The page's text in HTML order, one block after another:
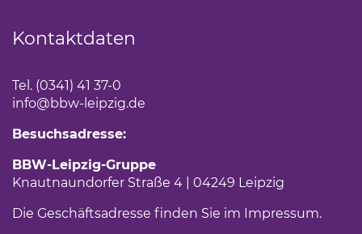
Kontaktdaten
Tel. (0341) 41 37-0
info@bbw-leipzig.de
Besuchsadresse:
BBW-Leipzig-Gruppe
Knautnaundorfer Straße 4 | 04249 Leipzig
Die Geschäftsadresse finden Sie im Impressum.